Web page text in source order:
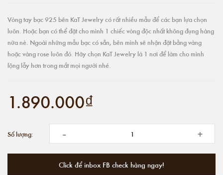
Vòng tay bạc 925 bên KaT Jewelry có rất nhiều mẫu để các bạn lựa chọn
luôn. Hoặc bạn có thể đặt cho mình 1 chiếc vòng độc nhất không đụng hàng
nữa nè. Ngoài những mẫu bạc có sẵn, bên mình sẽ nhận đặt bằng vàng
hoặc vàng rose luôn đó. Hãy chọn KaT Jewelry là 1 nơi để làm cho mình
lộng lẫy hơn trong mắt mọi người nhé.
1.890.000₫
Số lượng: - +
Click để inbox FB check hàng ngay!